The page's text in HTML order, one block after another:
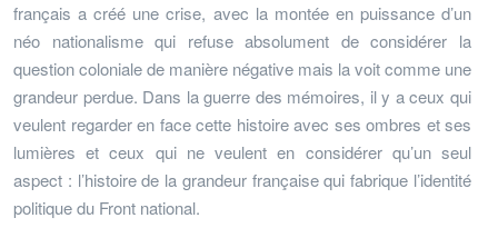
français a créé une crise, avec la montée en puissance d’un
néo nationalisme qui refuse absolument de considérer la
question coloniale de manière négative mais la voit comme une
grandeur perdue. Dans la guerre des mémoires, il y a ceux qui
veulent regarder en face cette histoire avec ses ombres et ses
lumières et ceux qui ne veulent en considérer qu’un seul
aspect : l’histoire de la grandeur française qui fabrique l’identité
politique du Front national.